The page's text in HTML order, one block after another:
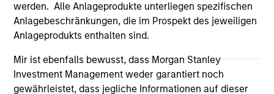
werden. Alle Anlageprodukte unterliegen spezifischen
Anlagebeschränkungen, die im Prospekt des jeweiligen
Anlageprodukts enthalten sind.
Mir ist ebenfalls bewusst, dass Morgan Stanley
Investment Management weder garantiert noch
gewährleistet, dass jegliche Informationen auf dieser
Morgan Stanley